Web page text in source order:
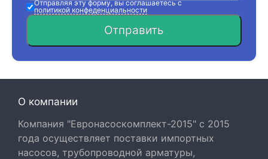
Отправляя эту форму, вы соглашаетесь с
политикой конфеденциальности
Отправить
О компании
Компания "Евронасоскомплект-2015" с 2015
года осуществляет поставки импортных
насосов, трубопроводной арматуры,